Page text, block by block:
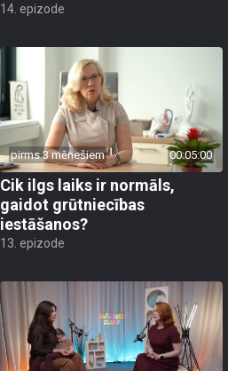
14. epizode
pirms 3 mēnešiem 00:05:00
Cik ilgs laiks ir normāls,
gaidot grūtniecības
iestāšanos?
13. epizode